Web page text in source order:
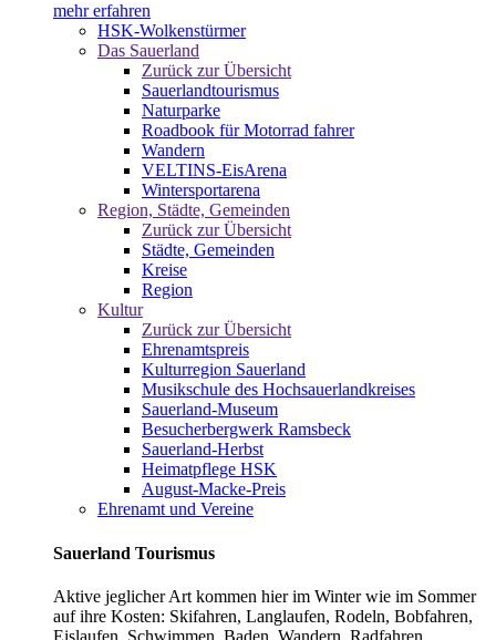
mehr erfahren
HSK-Wolkenstürmer
Das Sauerland
Zurück zur Übersicht
Sauerlandtourismus
Naturparke
Roadbook für Motorrad fahrer
Wandern
VELTINS-EisArena
Wintersportarena
Region, Städte, Gemeinden
Zurück zur Übersicht
Städte, Gemeinden
Kreise
Region
Kultur
Zurück zur Übersicht
Ehrenamtspreis
Kulturregion Sauerland
Musikschule des Hochsauerlandkreises
Sauerland-Museum
Besucherbergwerk Ramsbeck
Sauerland-Herbst
Heimatpflege HSK
August-Macke-Preis
Ehrenamt und Vereine
Sauerland Tourismus
Aktive jeglicher Art kommen hier im Winter wie im Sommer
auf ihre Kosten: Skifahren, Langlaufen, Rodeln, Bobfahren,
Eislaufen, Schwimmen, Baden, Wandern, Radfahren,